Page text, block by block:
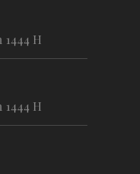
1444 H
1444 H